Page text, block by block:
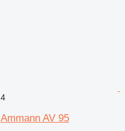
4
Ammann AV 95